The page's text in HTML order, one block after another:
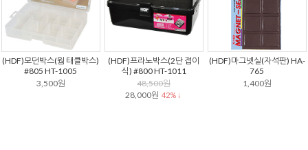
(HDF)모던박스(웜 태클박스)
#805 HT-1005
3,500원
(HDF)프라노박스(2단 접이
식) #800 HT-1011
48,500원
28,000원 42% ↓
(HDF)마그넷실(자석판) HA-
765
1,400원